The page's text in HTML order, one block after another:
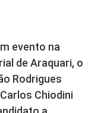
evento na
de Araquari, o
Rodrigues
Chiodini